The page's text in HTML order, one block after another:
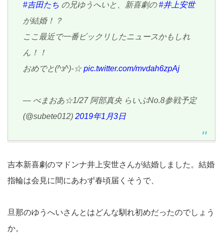
#吉田たち の兄ゆうへいと、新喜劇の#井上安世
が結婚！？
ここ最近で一番ビックリしたニュースかもしれ
ん！！
おめでと(^з^)-☆ pic.twitter.com/mvdah6zpAj
— べまおあ☆1/27 阿部真央 らいぶNo.8参戦予定
(@subete012) 2019年1月3日
吉本新喜劇のマドンナ井上安世さんが結婚しました。結婚
指輪は会見に間にあわず春頃届くそうで、
旦那のゆうへいさんとはどんな馴れ初めだったのでしょう
か。